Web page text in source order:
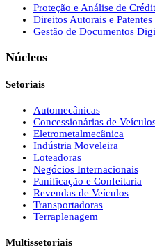
Proteção e Análise de
Direitos Autorais e Patentes
Gestão de Documentos
Núcleos
Setoriais
Automecânicas
Concessionárias de
Eletrometalmecânica
Indústria Moveleira
Loteadoras
Negócios Internacionais
Panificação e Confeitaria
Revendas de Veículos
Transportadoras
Terraplenagem
Multissetoriais